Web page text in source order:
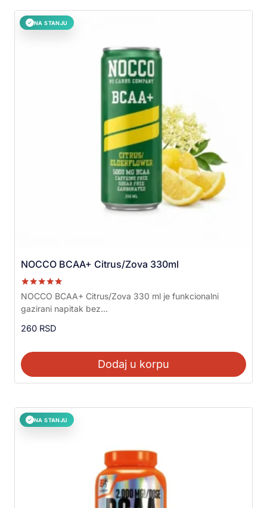
✓ NA STANJU
NOCCO BCAA+ Citrus/Zova 330ml
Ocenjeno sa
5.00
od 5
NOCCO BCAA+ Citrus/Zova 330 ml je funkcionalni
gazirani napitak bez...
260 RSD
Dodaj u korpu
✓ NA STANJU